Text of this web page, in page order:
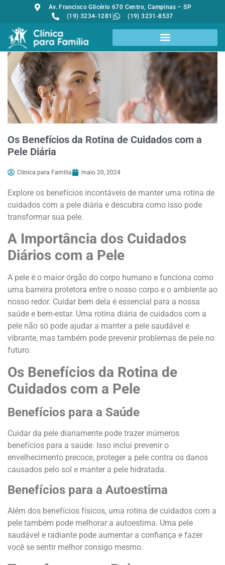
Av. Francisco Glicério 670 Centro, Campinas – SP
(19) 3234-1281
(19) 3231-8537
Os Benefícios da Rotina de Cuidados com a
Pele Diária
Clinica para Familia maio 20, 2024
Explore os benefícios incontáveis de manter uma rotina de
cuidados com a pele diária e descubra como isso pode
transformar sua pele.
A Importância dos Cuidados
Diários com a Pele
A pele é o maior órgão do corpo humano e funciona como
uma barreira protetora entre o nosso corpo e o ambiente ao
nosso redor. Cuidar bem dela é essencial para a nossa
saúde e bem-estar. Uma rotina diária de cuidados com a
pele não só pode ajudar a manter a pele saudável e
vibrante, mas também pode prevenir problemas de pele no
futuro.
Os Benefícios da Rotina de
Cuidados com a Pele
Benefícios para a Saúde
Cuidar da pele diariamente pode trazer inúmeros
benefícios para a saúde. Isso inclui prevenir o
envelhecimento precoce, proteger a pele contra os danos
causados pelo sol e manter a pele hidratada.
Benefícios para a Autoestima
Além dos benefícios físicos, uma rotina de cuidados com a
pele também pode melhorar a autoestima. Uma pele
saudável e radiante pode aumentar a confiança e fazer
você se sentir melhor consigo mesmo.